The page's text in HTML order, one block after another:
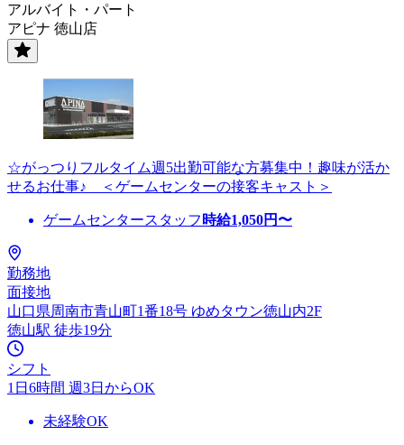
アルバイト・パート
アピナ 徳山店
☆がっつりフルタイム週5出勤可能な方募集中！趣味が活か
せるお仕事♪ ＜ゲームセンターの接客キャスト＞
ゲームセンタースタッフ 時給1,050円〜
勤務地
面接地
山口県周南市青山町1番18号 ゆめタウン徳山内2F
徳山駅 徒歩19分
シフト
1日6時間 週3日からOK
未経験OK